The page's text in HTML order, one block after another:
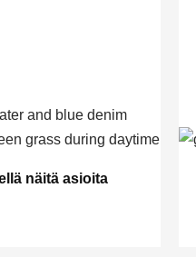
näitä asioita